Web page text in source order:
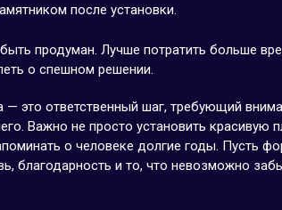
после установки.
продуман. Лучше потратить больше
о спешном решении.
— это ответственный шаг, требующий
Важно не просто установить красивую
о человеке долгие годы. Пусть
благодарность и то, что невозможно